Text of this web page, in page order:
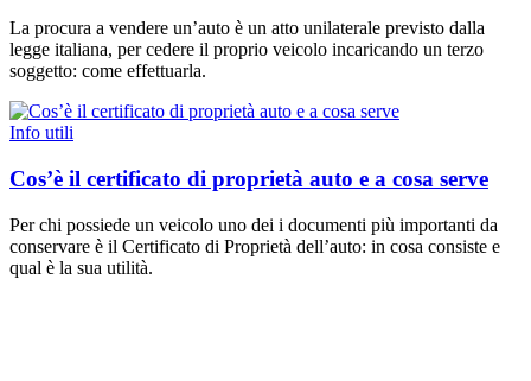
La procura a vendere un’auto è un atto unilaterale previsto dalla
legge italiana, per cedere il proprio veicolo incaricando un terzo
soggetto: come effettuarla.
Info utili
Cos’è il certificato di proprietà auto e a cosa serve
Per chi possiede un veicolo uno dei i documenti più importanti da
conservare è il Certificato di Proprietà dell’auto: in cosa consiste e
qual è la sua utilità.